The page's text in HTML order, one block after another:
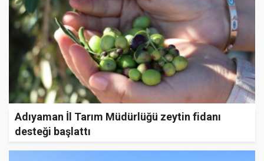
Adıyaman İl Tarım Müdürlüğü zeytin fidanı
desteği başlattı